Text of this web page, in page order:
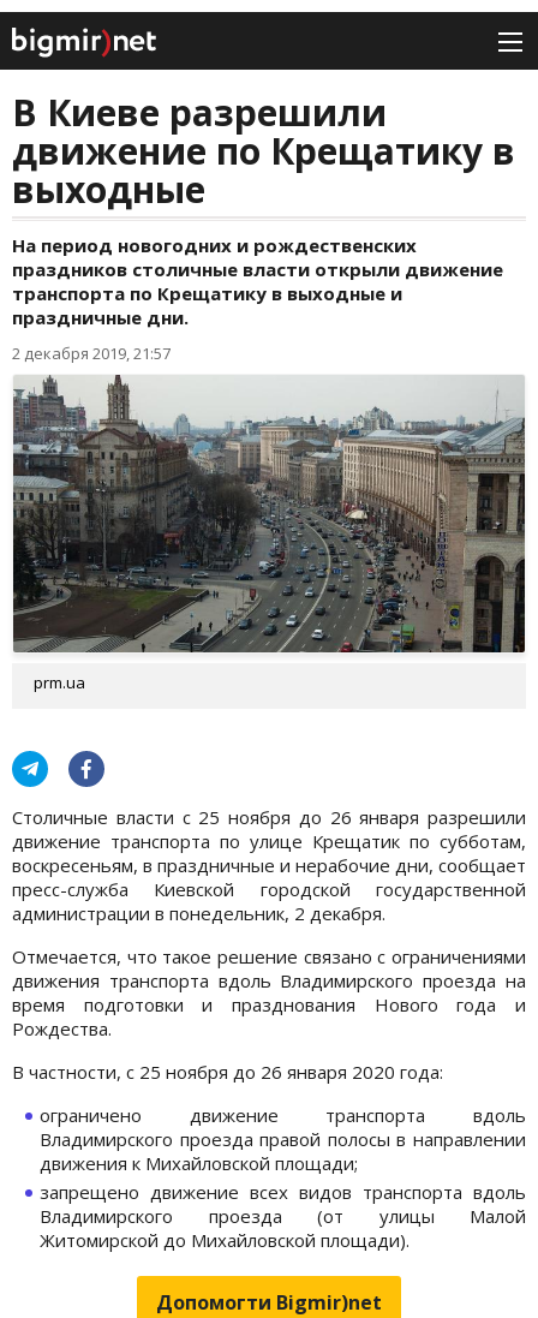
В Киеве разрешили
движение по Крещатику в
выходные
На период новогодних и рождественских
праздников столичные власти открыли движение
транспорта по Крещатику в выходные и
праздничные дни.
2 декабря 2019, 21:57
prm.ua
Столичные власти с 25 ноября до 26 января разрешили
движение транспорта по улице Крещатик по субботам,
воскресеньям, в праздничные и нерабочие дни, сообщает
пресс-служба Киевской городской государственной
администрации в понедельник, 2 декабря.
Отмечается, что такое решение связано с ограничениями
движения транспорта вдоль Владимирского проезда на
время подготовки и празднования Нового года и
Рождества.
В частности, с 25 ноября до 26 января 2020 года:
ограничено движение транспорта вдоль
Владимирского проезда правой полосы в направлении
движения к Михайловской площади;
запрещено движение всех видов транспорта вдоль
Владимирского проезда (от улицы Малой
Житомирской до Михайловской площади).
Допомогти Bigmir)net